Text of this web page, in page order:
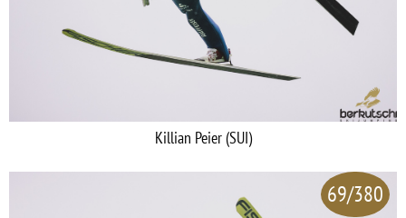
Killian Peier (SUI)
69/380